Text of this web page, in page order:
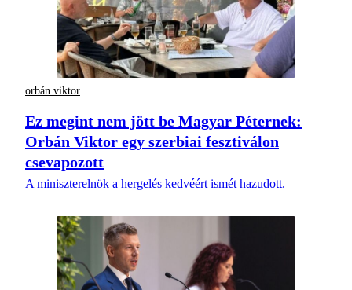
orbán viktor
Ez megint nem jött be Magyar Péternek:
Orbán Viktor egy szerbiai fesztiválon
csevapozott
A miniszterelnök a hergelés kedvéért ismét hazudott.